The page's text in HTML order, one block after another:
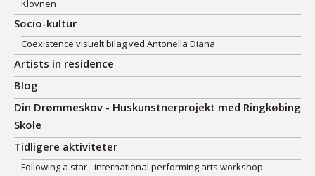
Klovnen
Socio-kultur
Coexistence visuelt bilag ved Antonella Diana
Artists in residence
Blog
Din Drømmeskov - Huskunstnerprojekt med Ringkøbing
Skole
Tidligere aktiviteter
Following a star - international performing arts workshop